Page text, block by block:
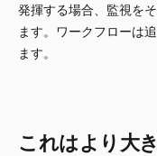
発揮する場合、監視を
ます。ワークフローは
ます。
これはより大